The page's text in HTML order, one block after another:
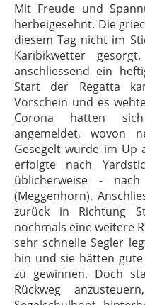
Mit Freude und
herbeigesehnt. Die
diesem Tag nicht im
Karibikwetter
anschliessend ein
Start der Regatta
Vorschein und es
Corona hatten
angemeldet, wovon
Gesegelt wurde im Up
erfolgte nach
üblicherweise -
(Meggenhorn).
zurück in Richtung
nochmals eine weitere
sehr schnelle Segler
hin und sie hätten gute
zu gewinnen. Doch
Rückweg